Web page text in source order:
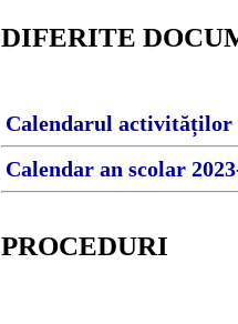
DIFERITE
Calendarul activităților
Calendar an scolar
PROCEDURI